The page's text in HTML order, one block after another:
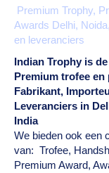
Premium Trophy,
Awards Delhi,
en leveranciers
Indian Trophy is
Premium trofee en
Fabrikant,
Leveranciers in
India
We bieden ook een
van: Trofee,
Premium Award,